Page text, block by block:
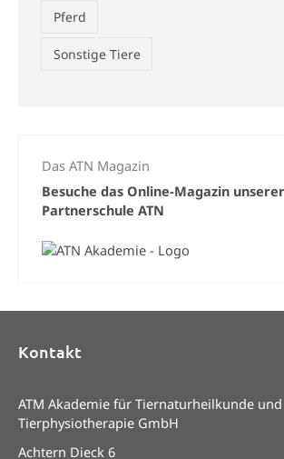
Pferd
Sonstige Tiere
Das ATN Magazin
Besuche das Online-Magazin unserer
Partnerschule ATN
Kontakt
ATM Akademie für Tiernaturheilkunde und
Tierphysiotherapie GmbH
Achtern Dieck 6